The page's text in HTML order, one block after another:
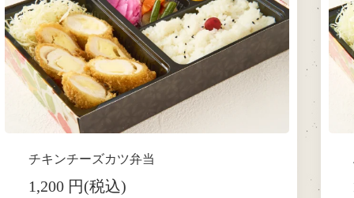
チキンチーズカツ弁当
1,200 円(税込)